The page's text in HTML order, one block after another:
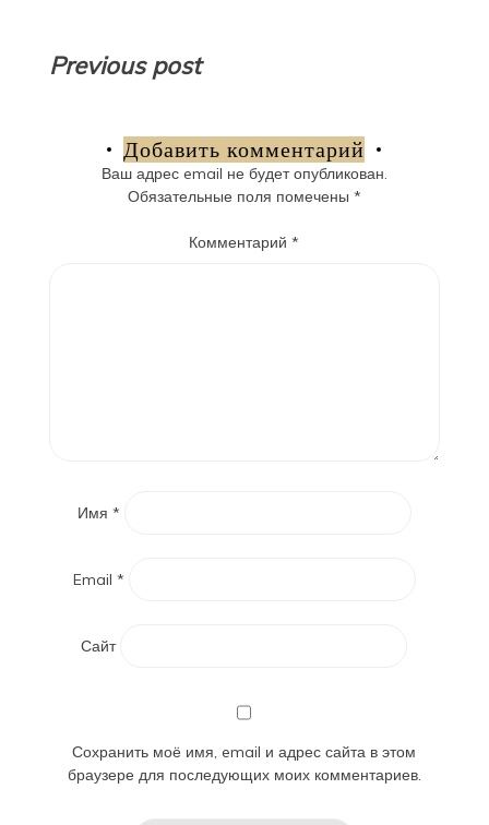
Навигация
записям
Previous post
Добавить комментарий
Ваш адрес email не будет опубликован.
Обязательные поля помечены *
Комментарий*
Имя *
Email *
Сайт
Сохранить моё имя, email и адрес сайта в этом
браузере для последующих моих комментариев.